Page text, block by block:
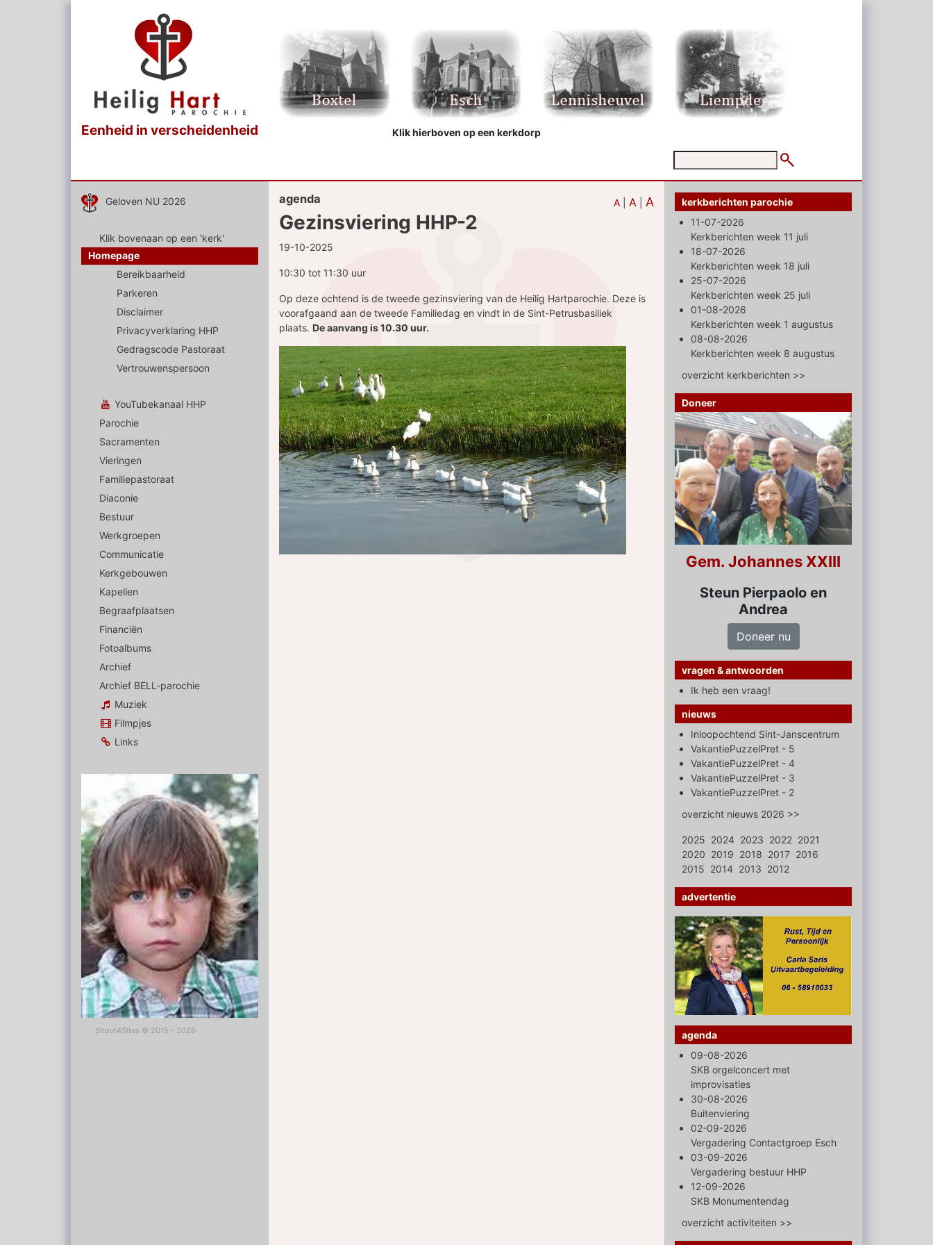
Eenheid in verscheidenheid Klik hierboven op een kerkdorp
Geloven NU 2026
Klik bovenaan op een 'kerk'
Homepage
Bereikbaarheid
Parkeren
Disclaimer
Privacyverklaring HHP
Gedragscode Pastoraat
Vertrouwenspersoon
YouTubekanaal HHP
Parochie
Sacramenten
Vieringen
Familiepastoraat
Diaconie
Bestuur
Werkgroepen
Communicatie
Kerkgebouwen
Kapellen
Begraafplaatsen
Financiën
Fotoalbums
Archief
Archief BELL-parochie
Muziek
Filmpjes
Links
Shout4Sites © 2015 - 2026
A A A
agenda
Gezinsviering HHP-2
19-10-2025
10:30 tot 11:30 uur
Op deze ochtend is de tweede gezinsviering van de Heilig Hartparochie. Deze is
voorafgaand aan de tweede Familiedag en vindt in de Sint-Petrusbasiliek
plaats. De aanvang is 10.30 uur.
kerkberichten parochie
11-07-2026
Kerkberichten week 11 juli
18-07-2026
Kerkberichten week 18 juli
25-07-2026
Kerkberichten week 25 juli
01-08-2026
Kerkberichten week 1 augustus
08-08-2026
Kerkberichten week 8 augustus
overzicht kerkberichten >>
Doneer
Gem. Johannes XXIII
Steun Pierpaolo en
Andrea
Doneer nu
vragen & antwoorden
Ik heb een vraag!
nieuws
Inloopochtend Sint-Janscentrum
VakantiePuzzelPret - 5
VakantiePuzzelPret - 4
VakantiePuzzelPret - 3
VakantiePuzzelPret - 2
overzicht nieuws 2026 >>
2025 2024 2023 2022 2021
2020 2019 2018 2017 2016
2015 2014 2013 2012
advertentie
agenda
09-08-2026
SKB orgelconcert met
improvisaties
30-08-2026
Buitenviering
02-09-2026
Vergadering Contactgroep Esch
03-09-2026
Vergadering bestuur HHP
12-09-2026
SKB Monumentendag
overzicht activiteiten >>